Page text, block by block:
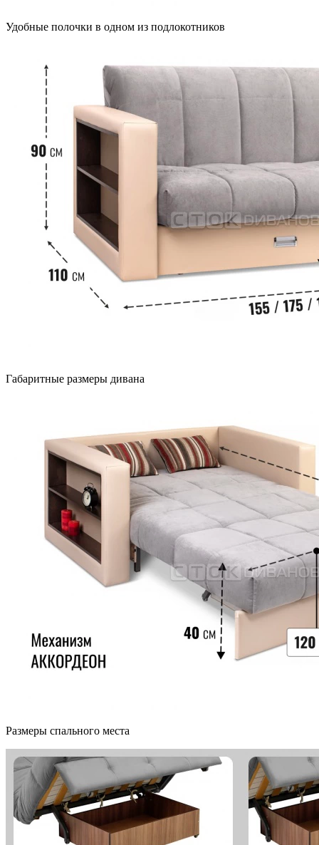
Удобные полочки в одном из подлокотников
Габаритные размеры дивана
Размеры спального места